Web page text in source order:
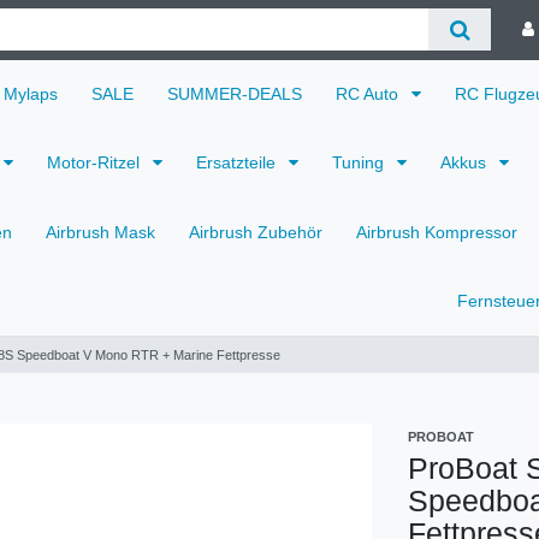
Mylaps SALE SUMMER-DEALS RC Auto RC
Motor-Ritzel Ersatzteile Tuning Akkus
Airbrush Mask Airbrush Zubehör Airbrush Kompressor
Speedboat V Mono RTR + Marine Fettpresse
PROBOAT
ProBoat